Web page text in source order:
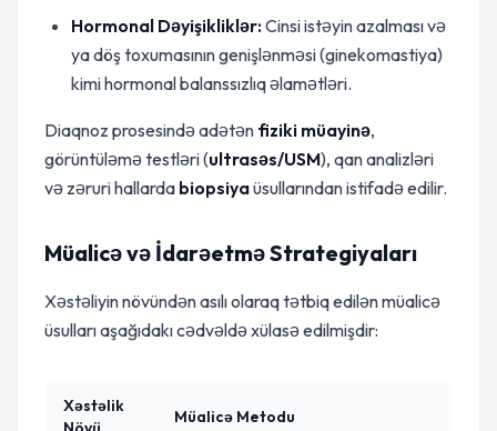
Hormonal Dəyişikliklər:Cinsi istəyin azalması və
ya döş toxumasının genişlənməsi (ginekomastiya)
kimi hormonal balanssızlıq əlamətləri.
Diaqnoz prosesində adətən fiziki müayinə,
görüntüləmə testləri (ultrasəs/USM), qan analizləri
və zəruri hallarda biopsiyaüsullarından istifadə edilir.
Müalicə və İdarəetmə Strategiyaları
Xəstəliyin növündən asılı olaraq tətbiq edilən müalicə
üsulları aşağıdakı cədvəldə xülasə edilmişdir:
Xəstəlik
Müalicə Metodu